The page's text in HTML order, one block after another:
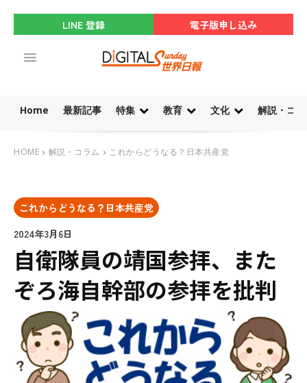
LINE 登録 電子版申し込み
Home 最新記事 特集 教育 文化 解説・コ
HOME 解説・コラム これからどうなる？日本共産党
これからどうなる？日本共産党
2024年3月6日
自衛隊員の靖国参拝、また
ぞろ海自幹部の参拝を批判